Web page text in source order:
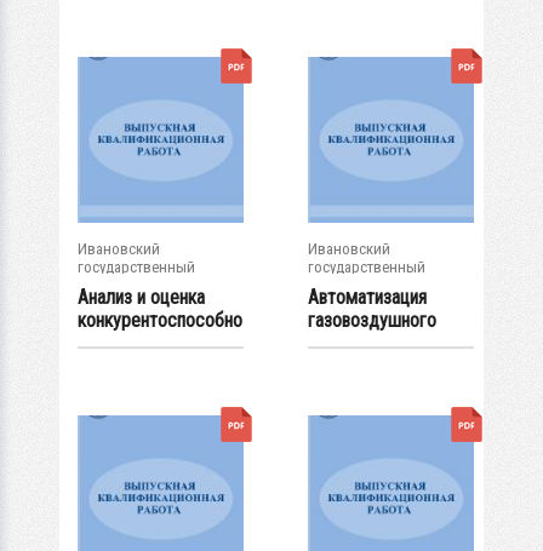
Ивановский
государственный
энергетический...
Анализ и оценка
конкурентоспособно
сти торговой...
Ивановский
государственный
энергетический...
Автоматизация
газовоздушного
тракта котла